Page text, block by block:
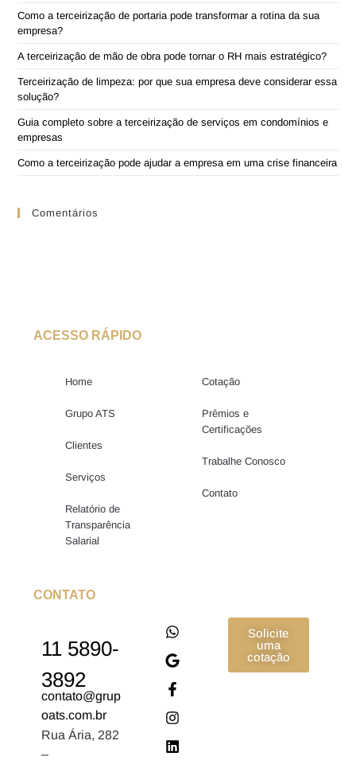
Como a terceirização de portaria pode transformar a rotina da sua
empresa?
A terceirização de mão de obra pode tornar o RH mais estratégico?
Terceirização de limpeza: por que sua empresa deve considerar essa
solução?
Guia completo sobre a terceirização de serviços em condomínios e
empresas
Como a terceirização pode ajudar a empresa em uma crise financeira
Comentários
ACESSO RÁPIDO
Home
Grupo ATS
Clientes
Serviços
Relatório de
Transparência
Salarial
Cotação
Prêmios e
Certificações
Trabalhe Conosco
Contato
CONTATO
11 5890-
3892
contato@grup
oats.com.br
Rua Ária, 282
–
Solicite
uma
cotação